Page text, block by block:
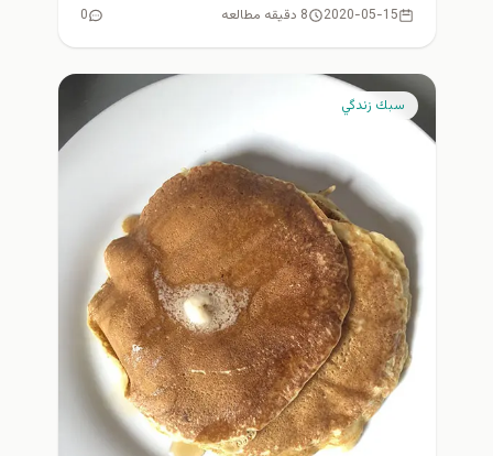
2020-05-15 8 دقیقه مطالعه 0
سبك زندگي